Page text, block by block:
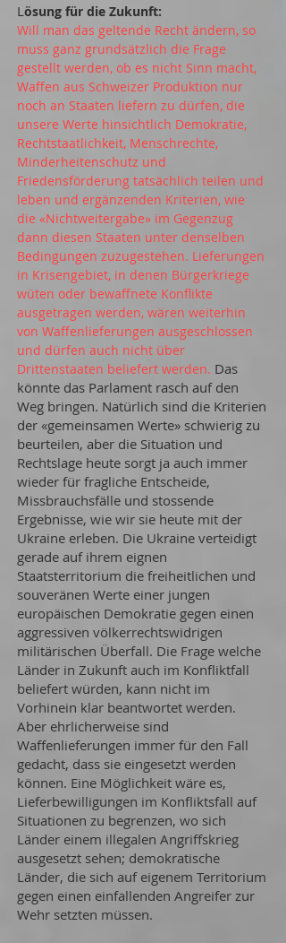
Lösung für die Zukunft:
Will man das geltende Recht ändern, so
muss ganz grundsätzlich die Frage
gestellt werden, ob es nicht Sinn macht,
Waffen aus Schweizer Produktion nur
noch an Staaten liefern zu dürfen, die
unsere Werte hinsichtlich Demokratie,
Rechtstaatlichkeit, Menschrechte,
Minderheitenschutz und
Friedensförderung tatsächlich teilen und
leben und ergänzenden Kriterien, wie
die «Nichtweitergabe» im Gegenzug
dann diesen Staaten unter denselben
Bedingungen zuzugestehen. Lieferungen
in Krisengebiet, in denen Bürgerkriege
wüten oder bewaffnete Konflikte
ausgetragen werden, wären weiterhin
von Waffenlieferungen ausgeschlossen
und dürfen auch nicht über
Drittenstaaten beliefert werden. Das
könnte das Parlament rasch auf den
Weg bringen. Natürlich sind die Kriterien
der «gemeinsamen Werte» schwierig zu
beurteilen, aber die Situation und
Rechtslage heute sorgt ja auch immer
wieder für fragliche Entscheide,
Missbrauchsfälle und stossende
Ergebnisse, wie wir sie heute mit der
Ukraine erleben. Die Ukraine verteidigt
gerade auf ihrem eignen
Staatsterritorium die freiheitlichen und
souveränen Werte einer jungen
europäischen Demokratie gegen einen
aggressiven völkerrechtswidrigen
militärischen Überfall. Die Frage welche
Länder in Zukunft auch im Konfliktfall
beliefert würden, kann nicht im
Vorhinein klar beantwortet werden.
Aber ehrlicherweise sind
Waffenlieferungen immer für den Fall
gedacht, dass sie eingesetzt werden
können. Eine Möglichkeit wäre es,
Lieferbewilligungen im Konfliktsfall auf
Situationen zu begrenzen, wo sich
Länder einem illegalen Angriffskrieg
ausgesetzt sehen; demokratische
Länder, die sich auf eigenem Territorium
gegen einen einfallenden Angreifer zur
Wehr setzten müssen.